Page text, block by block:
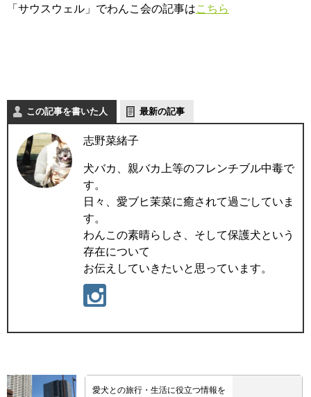
「サウスウェル」でわんこ会の記事はこちら
この記事を書いた人 最新の記事
志野菜緒子
犬バカ、親バカ上等のフレンチブル中毒で
す。
日々、愛ブヒ茉菜に癒されて過ごしていま
す。
わんこの素晴らしさ、そして保護犬という
存在について
お伝えしていきたいと思っています。
愛犬との旅行・生活に役立つ情報を